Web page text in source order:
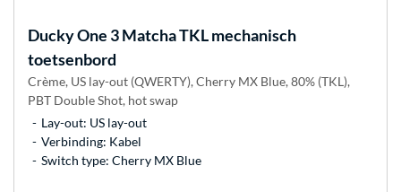
DuckyOne 3 Matcha TKL mechanisch
toetsenbord
Crème, US lay-out (QWERTY), Cherry MX Blue, 80% (TKL),
PBT Double Shot, hot swap
Lay-out: US lay-out
Verbinding: Kabel
Switch type: Cherry MX Blue